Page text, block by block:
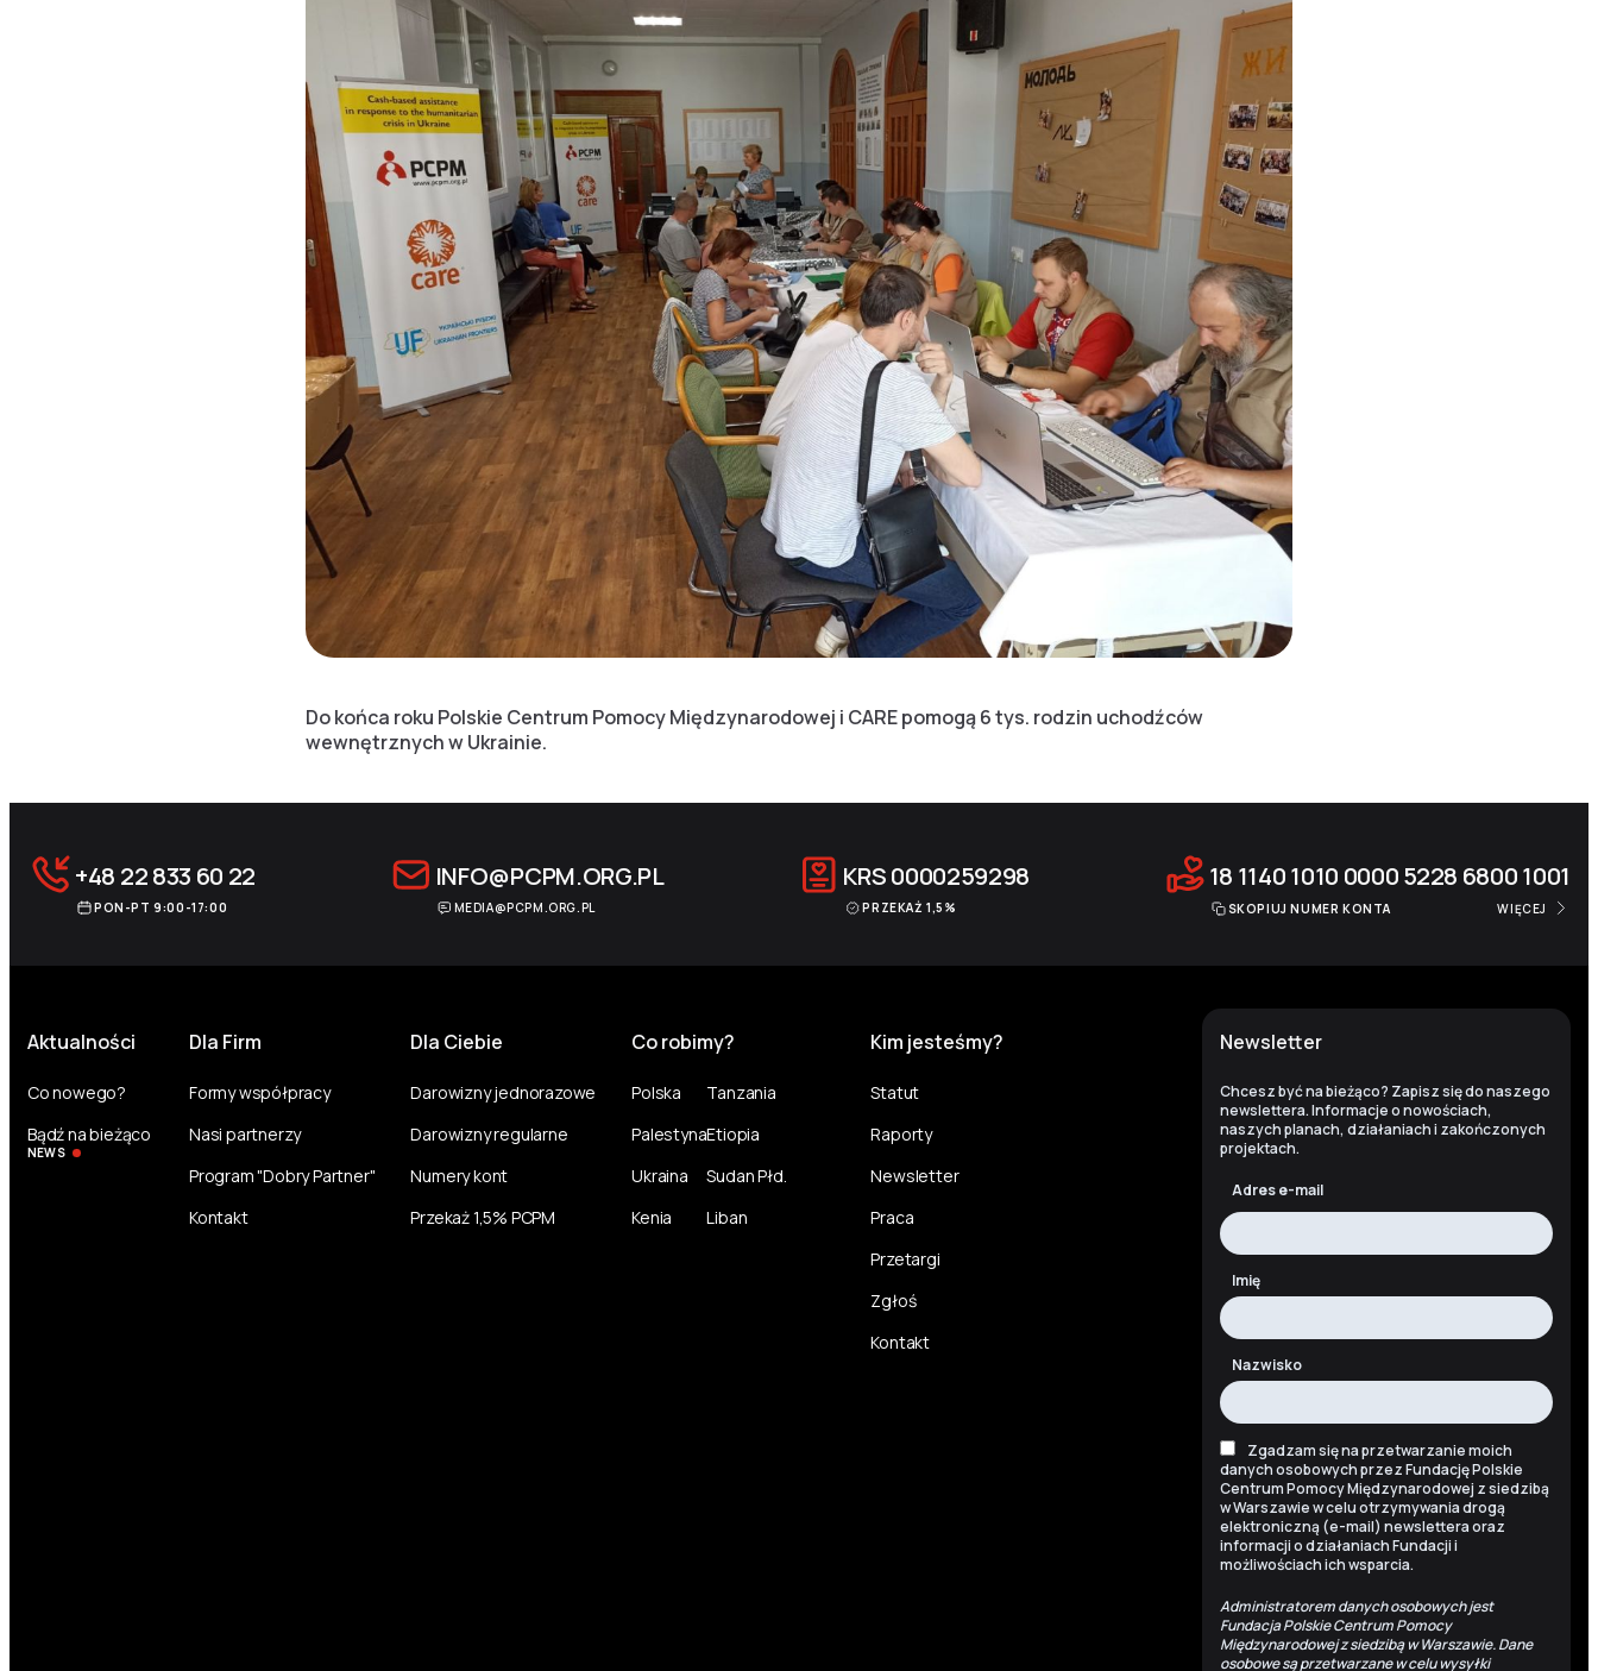
Do końca roku Polskie Centrum Pomocy Międzynarodowej i CARE pomogą 6 tys. rodzin uchodźców
wewnętrznych w Ukrainie.
+48 22 833 60 22
PON-PT 9:00-17:00
INFO@PCPM.ORG.PL
MEDIA@PCPM.ORG.PL
KRS0000259298
PRZEKAŻ 1,5%
18 1140 1010 0000 5228 6800 1001
SKOPIUJ NUMER KONTA WIĘCEJ
Newsletter
Chcesz być na bieżąco? Zapisz się do naszego
newslettera. Informacje o nowościach,
naszych planach, działaniach i zakończonych
projektach.
Adres e-mail
Imię
Nazwisko
Zgadzam się na przetwarzanie moich
danych osobowych przez Fundację Polskie
Centrum Pomocy Międzynarodowej z siedzibą
w Warszawie w celu otrzymywania drogą
elektroniczną (e-mail) newslettera oraz
informacji o działaniach Fundacji i
możliwościach ich wsparcia.
Administratorem danych osobowych jest
Fundacja Polskie Centrum Pomocy
Międzynarodowej z siedzibą w Warszawie. Dane
osobowe są przetwarzane w celu wysyłki
Aktualności
Co nowego?
Bądź na bieżąco
NEWS
Dla Firm
Formy współpracy
Nasi partnerzy
Program "Dobry Partner"
Kontakt
Dla Ciebie
Darowizny jednorazowe
Darowizny regularne
Numery kont
Przekaż 1,5% PCPM
Co robimy?
Polska
Palestyna
Ukraina
Kenia
Tanzania
Etiopia
Sudan Płd.
Liban
Kim jesteśmy?
Statut
Raporty
Newsletter
Praca
Przetargi
Zgłoś
Kontakt